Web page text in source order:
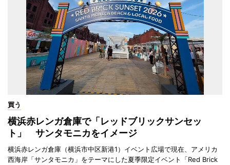
買う
横浜赤レンガ倉庫で「レッドブリックサンセッ
ト」 サンタモニカをイメージ
横浜赤レンガ倉庫（横浜市中区新港1）イベント広場で現在、アメリカ
西海岸「サンタモニカ」をテーマにした夏季限定イベント「Red Brick